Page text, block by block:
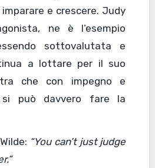
imparare e crescere. Judy
ne è l’esempio
sottovalutata e
a lottare per il suo
che con impegno e
si può davvero fare la
“You can’t just judge